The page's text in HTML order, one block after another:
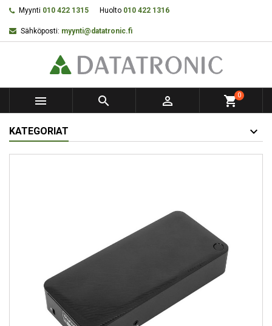
Myynti 010 422 1315 Huolto 010 422 1316
Sähköposti: myynti@datatronic.fi
   shopping_cart0
KATEGORIAT